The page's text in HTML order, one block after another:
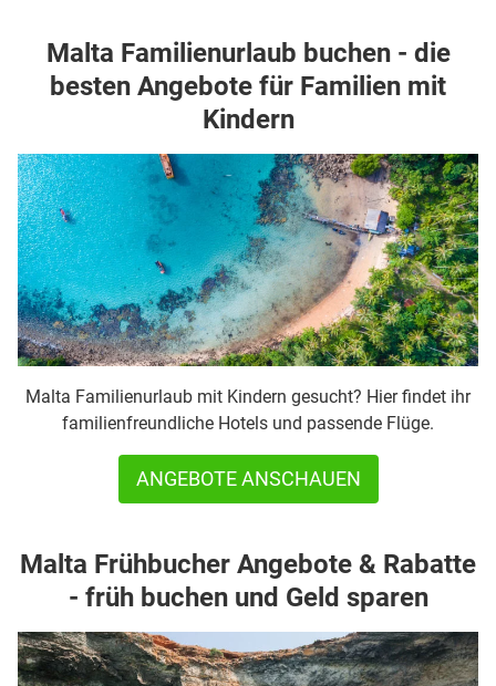
Malta Familienurlaub buchen - die
besten Angebote für Familien mit
Kindern
Malta Familienurlaub mit Kindern gesucht? Hier findet ihr
familienfreundliche Hotels und passende Flüge.
ANGEBOTE ANSCHAUEN
Malta Frühbucher Angebote & Rabatte
- früh buchen und Geld sparen